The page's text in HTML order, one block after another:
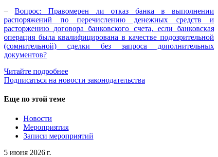
– Вопрос: Правомерен ли отказ банка в выполнении
распоряжений по перечислению денежных средств и
расторжению договора банковского счета, если банковская
операция была квалифицирована в качестве подозрительной
(сомнительной) сделки без запроса дополнительных
документов?
Читайте подробнее
Подписаться на новости законодательства
Еще по этой теме
Новости
Мероприятия
Записи мероприятий
5 июня 2026 г.